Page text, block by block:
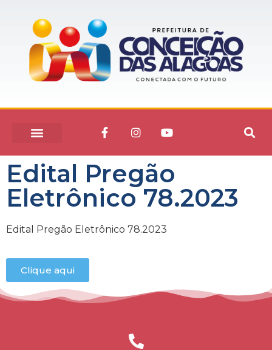
Edital Pregão
Eletrônico 78.2023
Edital Pregão Eletrônico 78.2023
Clique aqui